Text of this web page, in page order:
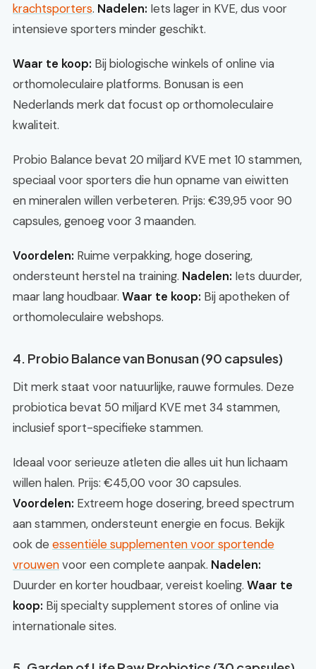
krachtsporters. Nadelen: Iets lager in KVE, dus voor
intensieve sporters minder geschikt.
Waar te koop: Bij biologische winkels of online via
orthomoleculaire platforms. Bonusan is een
Nederlands merk dat focust op orthomoleculaire
kwaliteit.
Probio Balance bevat 20 miljard KVE met 10 stammen,
speciaal voor sporters die hun opname van eiwitten
en mineralen willen verbeteren. Prijs: €39,95 voor 90
capsules, genoeg voor 3 maanden.
Voordelen: Ruime verpakking, hoge dosering,
ondersteunt herstel na training. Nadelen: Iets duurder,
maar lang houdbaar. Waar te koop: Bij apotheken of
orthomoleculaire webshops.
4. Probio Balance van Bonusan (90 capsules)
Dit merk staat voor natuurlijke, rauwe formules. Deze
probiotica bevat 50 miljard KVE met 34 stammen,
inclusief sport-specifieke stammen.
Ideaal voor serieuze atleten die alles uit hun lichaam
willen halen. Prijs: €45,00 voor 30 capsules.
Voordelen: Extreem hoge dosering, breed spectrum
aan stammen, ondersteunt energie en focus. Bekijk
ook de essentiële supplementen voor sportende
vrouwenvoor een complete aanpak. Nadelen:
Duurder en korter houdbaar, vereist koeling. Waar te
koop: Bij specialty supplement stores of online via
internationale sites.